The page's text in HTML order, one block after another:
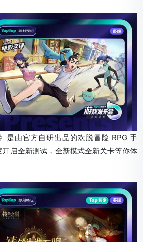
是由官方自研出品的欢脱冒险 RPG 手
启全新测试，全新模式全新关卡等你体